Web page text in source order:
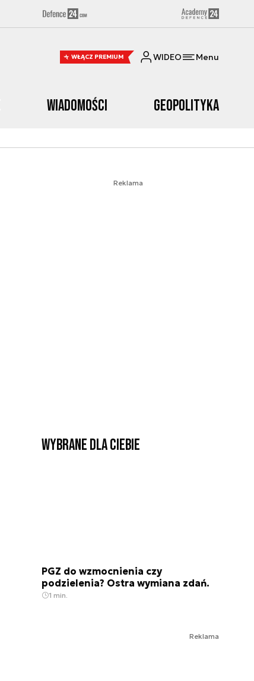
WŁĄCZ PREMIUM WIDEO Menu
Wiadomości Geopolityka
Reklama
Wybrane dla Ciebie
PGZ do wzmocnienia czy
podzielenia? Ostra wymiana zdań.
1 min.
Reklama